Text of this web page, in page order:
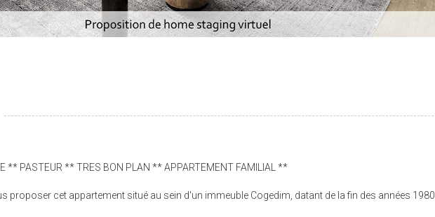
** PASTEUR ** TRES BON PLAN ** APPARTEMENT FAMILIAL **
proposer cet appartement situé au sein d'un immeuble Cogedim, datant de la fin des années